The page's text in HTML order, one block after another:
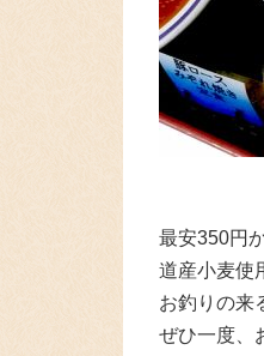
最安350円
道産小麦使
お釣りの来
ぜひ一度、